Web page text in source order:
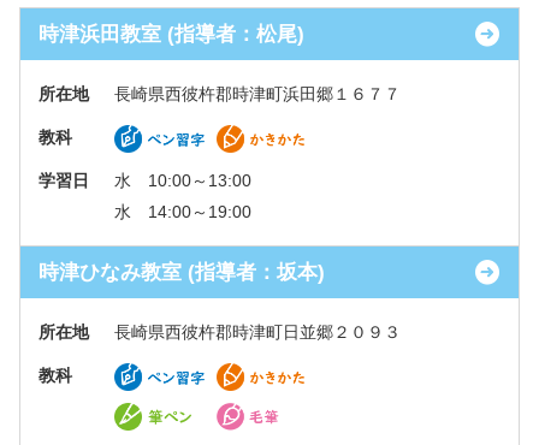
時津浜田教室 (指導者：松尾)
所在地 長崎県西彼杵郡時津町浜田郷１６７７
教科
学習日
水 10:00～13:00
水 14:00～19:00
時津ひなみ教室 (指導者：坂本)
所在地 長崎県西彼杵郡時津町日並郷２０９３
教科